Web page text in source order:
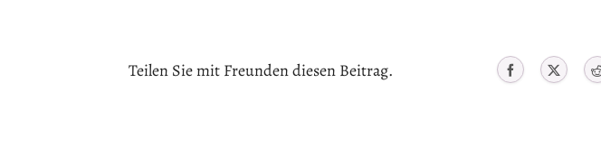
Teilen Sie mit Freunden diesen Beitrag. FacebookX